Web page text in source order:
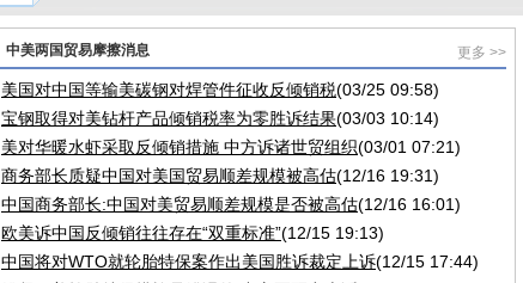
更多 >>
中美两国贸易摩擦消息
美国对中国等输美碳钢对焊管件征收反倾销税(03/25 09:58)
宝钢取得对美钻杆产品倾销税率为零胜诉结果(03/03 10:14)
美对华暖水虾采取反倾销措施 中方诉诸世贸组织(03/01 07:21)
商务部长质疑中国对美国贸易顺差规模被高估(12/16 19:31)
中国商务部长:中国对美贸易顺差规模是否被高估(12/16 16:01)
欧美诉中国反倾销往往存在“双重标准”(12/15 19:13)
中国将对WTO就轮胎特保案作出美国胜诉裁定上诉(12/15 17:44)